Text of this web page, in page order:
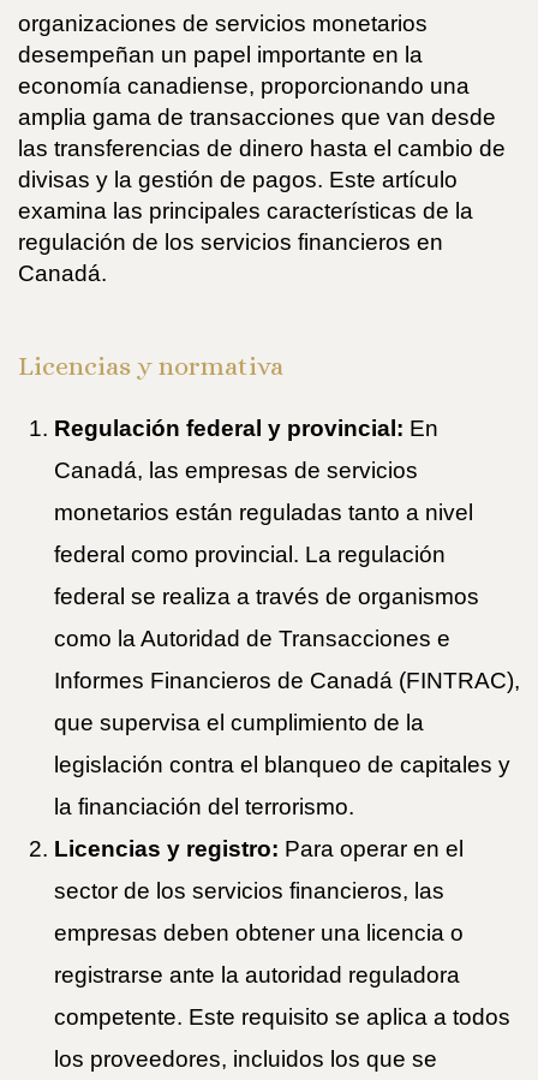
organizaciones de servicios monetarios
desempeñan un papel importante en la
economía canadiense, proporcionando una
amplia gama de transacciones que van desde
las transferencias de dinero hasta el cambio de
divisas y la gestión de pagos. Este artículo
examina las principales características de la
regulación de los servicios financieros en
Canadá.
Licencias y normativa
Regulación federal y provincial: En
Canadá, las empresas de servicios
monetarios están reguladas tanto a nivel
federal como provincial. La regulación
federal se realiza a través de organismos
como la Autoridad de Transacciones e
Informes Financieros de Canadá (FINTRAC),
que supervisa el cumplimiento de la
legislación contra el blanqueo de capitales y
la financiación del terrorismo.
Licencias y registro: Para operar en el
sector de los servicios financieros, las
empresas deben obtener una licencia o
registrarse ante la autoridad reguladora
competente. Este requisito se aplica a todos
los proveedores, incluidos los que se